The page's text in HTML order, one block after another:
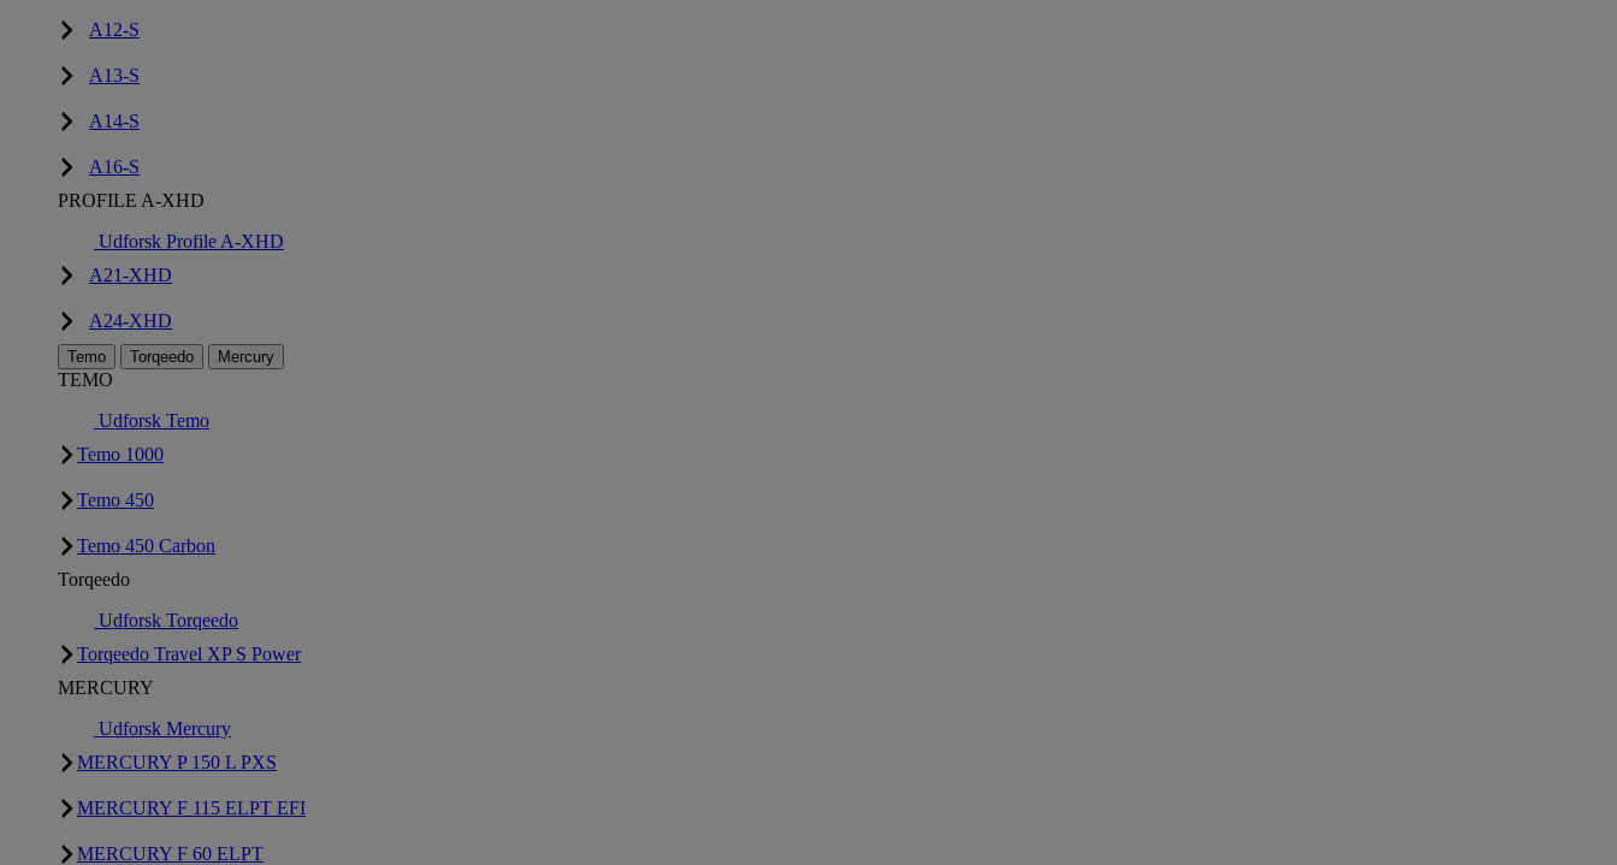
A12-S
A13-S
A14-S
A16-S
PROFILE A-XHD
Udforsk Profile A-XHD
A21-XHD
A24-XHD
Temo Torqeedo Mercury
TEMO
Udforsk Temo
Temo 1000
Temo 450
Temo 450 Carbon
Torqeedo
Udforsk Torqeedo
Torqeedo Travel XP S Power
MERCURY
Udforsk Mercury
MERCURY P 150 L PXS
MERCURY F 115 ELPT EFI
MERCURY F 60 ELPT